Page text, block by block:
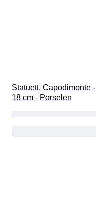
Statuett, Capodimonte -
18 cm - Porselen